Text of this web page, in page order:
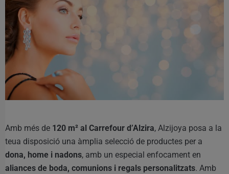
Amb més de 120 m² al Carrefour d’Alzira, Alzijoya posa a la
teua disposició una àmplia selecció de productes per a
dona, home i nadons, amb un especial enfocament en
aliances de boda, comunions i regals personalitzats. Amb